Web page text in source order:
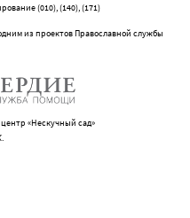
(010), (140), (171)
из проектов Православной службы
«Нескучный сад»